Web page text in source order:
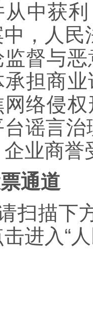
从中获
，人民
监督与
承担商
网络侵
谣言治
业商誉
通道
扫描下
进入“